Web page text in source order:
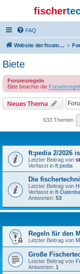
fischer
FAQ
Website der ftcommunity
Biete
Forumsregeln
Bitte beachte die
Neues Thema
633 Themen
ft:pedia 2/2026
Letzter Beitrag von
Verfasst in ft:pedia
Die
Letzter Beitrag von
Verfasst in ft-
Antworten: 53
Regeln für den
Letzter Beitrag von
Große
Letzter Beitrag von
Antworten: 1